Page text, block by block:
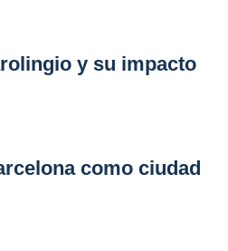
y su impacto
como ciudad